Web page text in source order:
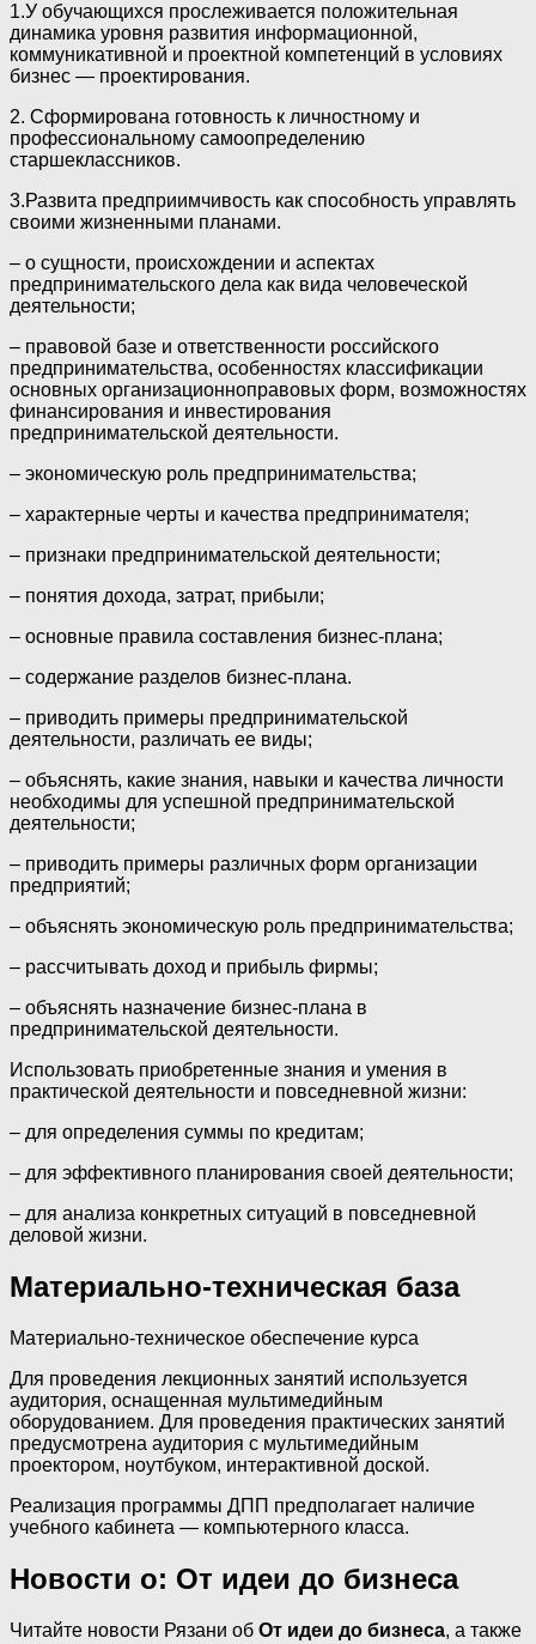
1.У обучающихся прослеживается положительная
динамика уровня развития информационной,
коммуникативной и проектной компетенций в условиях
бизнес — проектирования.
2. Сформирована готовность к личностному и
профессиональному самоопределению
старшеклассников.
3.Развита предприимчивость как способность управлять
своими жизненными планами.
‒ о сущности, происхождении и аспектах
предпринимательского дела как вида человеческой
деятельности;
‒ правовой базе и ответственности российского
предпринимательства, особенностях классификации
основных организационноправовых форм, возможностях
финансирования и инвестирования
предпринимательской деятельности.
‒ экономическую роль предпринимательства;
‒ характерные черты и качества предпринимателя;
‒ признаки предпринимательской деятельности;
‒ понятия дохода, затрат, прибыли;
‒ основные правила составления бизнес-плана;
‒ содержание разделов бизнес-плана.
‒ приводить примеры предпринимательской
деятельности, различать ее виды;
‒ объяснять, какие знания, навыки и качества личности
необходимы для успешной предпринимательской
деятельности;
‒ приводить примеры различных форм организации
предприятий;
‒ объяснять экономическую роль предпринимательства;
‒ рассчитывать доход и прибыль фирмы;
‒ объяснять назначение бизнес-плана в
предпринимательской деятельности.
Использовать приобретенные знания и умения в
практической деятельности и повседневной жизни:
‒ для определения суммы по кредитам;
‒ для эффективного планирования своей деятельности;
‒ для анализа конкретных ситуаций в повседневной
деловой жизни.
Материально-техническая база
Материально-техническое обеспечение курса
Для проведения лекционных занятий используется
аудитория, оснащенная мультимедийным
оборудованием. Для проведения практических занятий
предусмотрена аудитория с мультимедийным
проектором, ноутбуком, интерактивной доской.
Реализация программы ДПП предполагает наличие
учебного кабинета — компьютерного класса.
Новости о: От идеи до бизнеса
Читайте новости Рязани об От идеи до бизнеса, а также